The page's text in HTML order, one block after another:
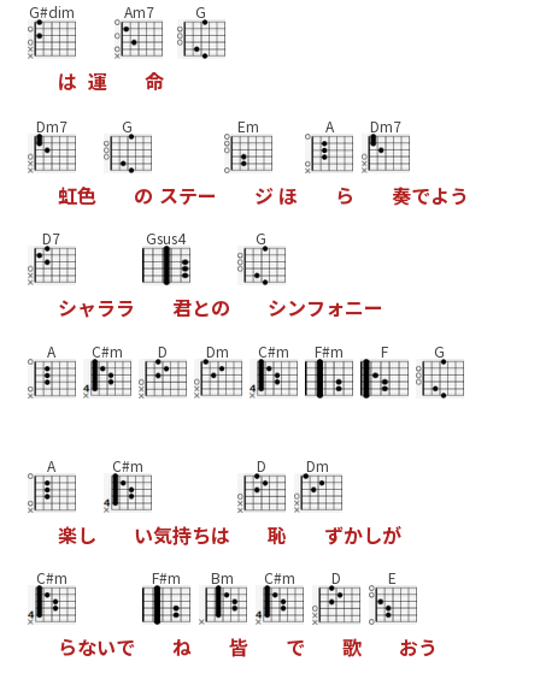
G#dim
は 運
Am7
命
G
Dm7
虹色
G
の ステー
Em
ジ ほ
A
ら
Dm7
奏でよう
D7
シャララ
Gsus4
君との
G
シンフォニー
A C#m D Dm C#m F#m F G
A
楽し
C#m
い気持ちは
D
恥
Dm
ずかしが
C#m
らないで
F#m
ね
Bm
皆
C#m
で
D
歌
E
おう